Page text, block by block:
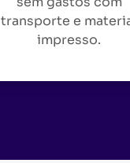
transporte e
impresso.